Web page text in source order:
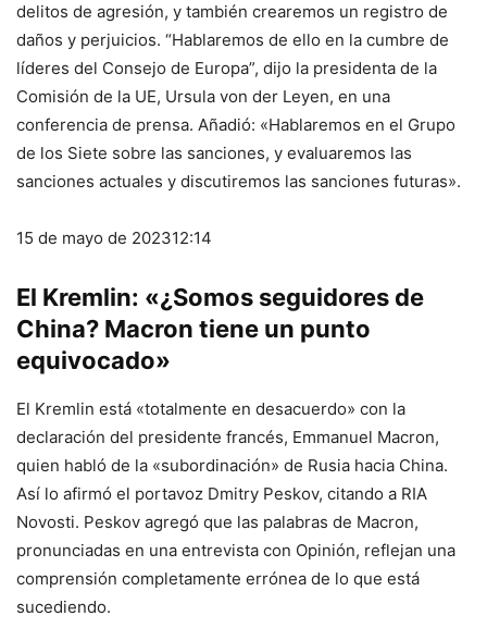
delitos de agresión, y también crearemos un registro de
daños y perjuicios. “Hablaremos de ello en la cumbre de
líderes del Consejo de Europa”, dijo la presidenta de la
Comisión de la UE, Ursula von der Leyen, en una
conferencia de prensa. Añadió: «Hablaremos en el Grupo
de los Siete sobre las sanciones, y evaluaremos las
sanciones actuales y discutiremos las sanciones futuras».
15 de mayo de 202312:14
El Kremlin: «¿Somos seguidores de
China? Macron tiene un punto
equivocado»
El Kremlin está «totalmente en desacuerdo» con la
declaración del presidente francés, Emmanuel Macron,
quien habló de la «subordinación» de Rusia hacia China.
Así lo afirmó el portavoz Dmitry Peskov, citando a RIA
Novosti. Peskov agregó que las palabras de Macron,
pronunciadas en una entrevista con Opinión, reflejan una
comprensión completamente errónea de lo que está
sucediendo.